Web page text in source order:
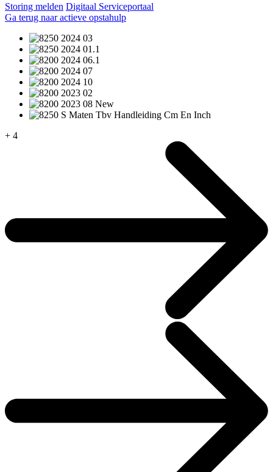
Storing melden Digitaal Serviceportaal
Ga terug naar actieve opstahulp
+ 4